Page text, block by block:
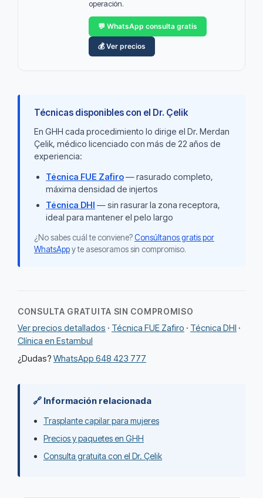
operación.
💬 WhatsApp consulta gratis
💰 Ver precios
Técnicas disponibles con el Dr. Çelik
En GHH cada procedimiento lo dirige el Dr. Merdan
Çelik, médico licenciado con más de 22 años de
experiencia:
Técnica FUE Zafiro— rasurado completo,
máxima densidad de injertos
Técnica DHI — sin rasurar la zona receptora,
ideal para mantener el pelo largo
¿No sabes cuál te conviene?Consúltanos gratis por
WhatsAppy te asesoramos sin compromiso.
CONSULTA GRATUITA SIN COMPROMISO
Ver precios detallados · Técnica FUE Zafiro · Técnica DHI ·
Clínica en Estambul
¿Dudas? WhatsApp 648 423 777
🔗 Información relacionada
Trasplante capilar para mujeres
Precios y paquetes en GHH
Consulta gratuita con el Dr. Çelik